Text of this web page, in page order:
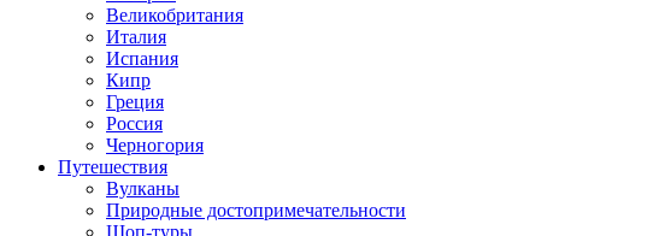
Великобритания
Италия
Испания
Кипр
Греция
Россия
Черногория
Путешествия
Вулканы
Природные достопримечательности
Шоп-туры